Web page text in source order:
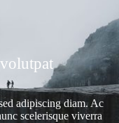
adipiscing diam. Ac
scelerisque viverra